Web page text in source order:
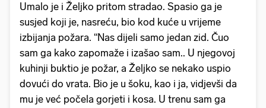
Umalo je i Željko pritom stradao. Spasio ga je
susjed koji je, nasreću, bio kod kuće u vrijeme
izbijanja požara. “Nas dijeli samo jedan zid. Čuo
sam ga kako zapomaže i izašao sam.. U njegovoj
kuhinji buktio je požar, a Željko se nekako uspio
dovući do vrata. Bio je u šoku, kao i ja, vidjevši da
mu je već počela gorjeti i kosa. U trenu sam ga